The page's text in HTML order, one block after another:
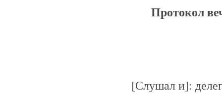
Протокол
[Слушал и]: